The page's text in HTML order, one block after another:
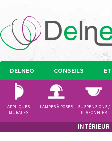
DELNEO CONSEILS
INTÉRIEUR
APPLIQUES
MURALES
LAMPES À POSER
SUSPENSIONS /
PLAFONNIER